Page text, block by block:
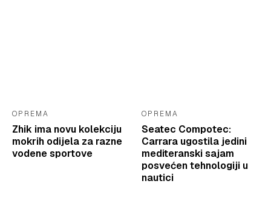
OPREMA
Zhik ima novu kolekciju
mokrih odijela za razne
vodene sportove
OPREMA
Seatec Compotec:
Carrara ugostila jedini
mediteranski sajam
posvećen tehnologiji u
nautici